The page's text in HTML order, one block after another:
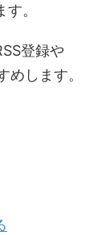
。
登録や
します。